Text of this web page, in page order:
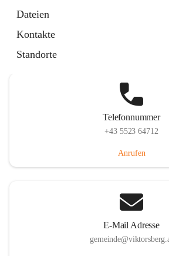
Dateien
Kontakte
Standorte
Telefonnummer
+43 5523 64712
Anrufen
E-Mail Adresse